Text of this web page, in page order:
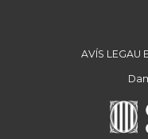
AVÍS LEGAU